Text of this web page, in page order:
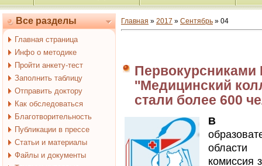
Все разделы
Главная страница
Инфо о методике
Пройти анкету-тест
Заполнить таблицу
Отправить доктору
Как обследоваться
Благотворительность
Публикации в прессе
Статьи и материалы
Файлы и документы
Главная » 2017 » Сентябрь » 04
''Медицинский
стали более 600
В
области
комиссия